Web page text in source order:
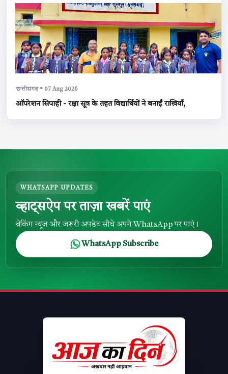
छत्तीसगढ़ • 07 Aug 2026
ऑपरेशन सिपाही - रक्षा सूत्र के तहत विद्यार्थियों ने बनाईं राखियाँ,
WHATSAPP UPDATES
व्हाट्सऐप पर ताज़ा खबरें पाएं
ब्रेकिंग न्यूज़ और जरूरी अपडेट सीधे अपने WhatsApp पर पाएं।
WhatsApp Subscribe